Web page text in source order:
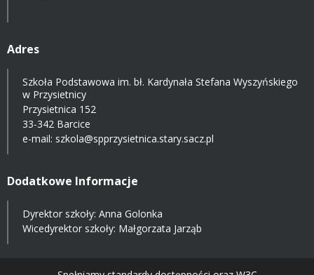
Adres
Szkoła Podstawowa im. bł. Kardynała Stefana Wyszyńskiego
w Przysietnicy
Przysietnica 152
33-342 Barcice
e-mail: szkola@spprzysietnica.stary.sacz.pl
Dodatkowe Informacje
Dyrektor szkoły: Anna Golonka
Wicedyrektor szkoły: Małgorzata Jarząb